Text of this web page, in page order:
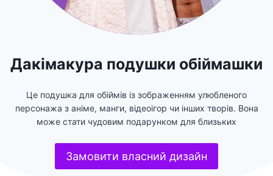
Дакімакура подушки обіймашки
Це подушка для обіймів із зображенням улюбленого
персонажа з аніме, манги, відеоігор чи інших творів. Вона
може стати чудовим подарунком для близьких
Замовити власний дизайн